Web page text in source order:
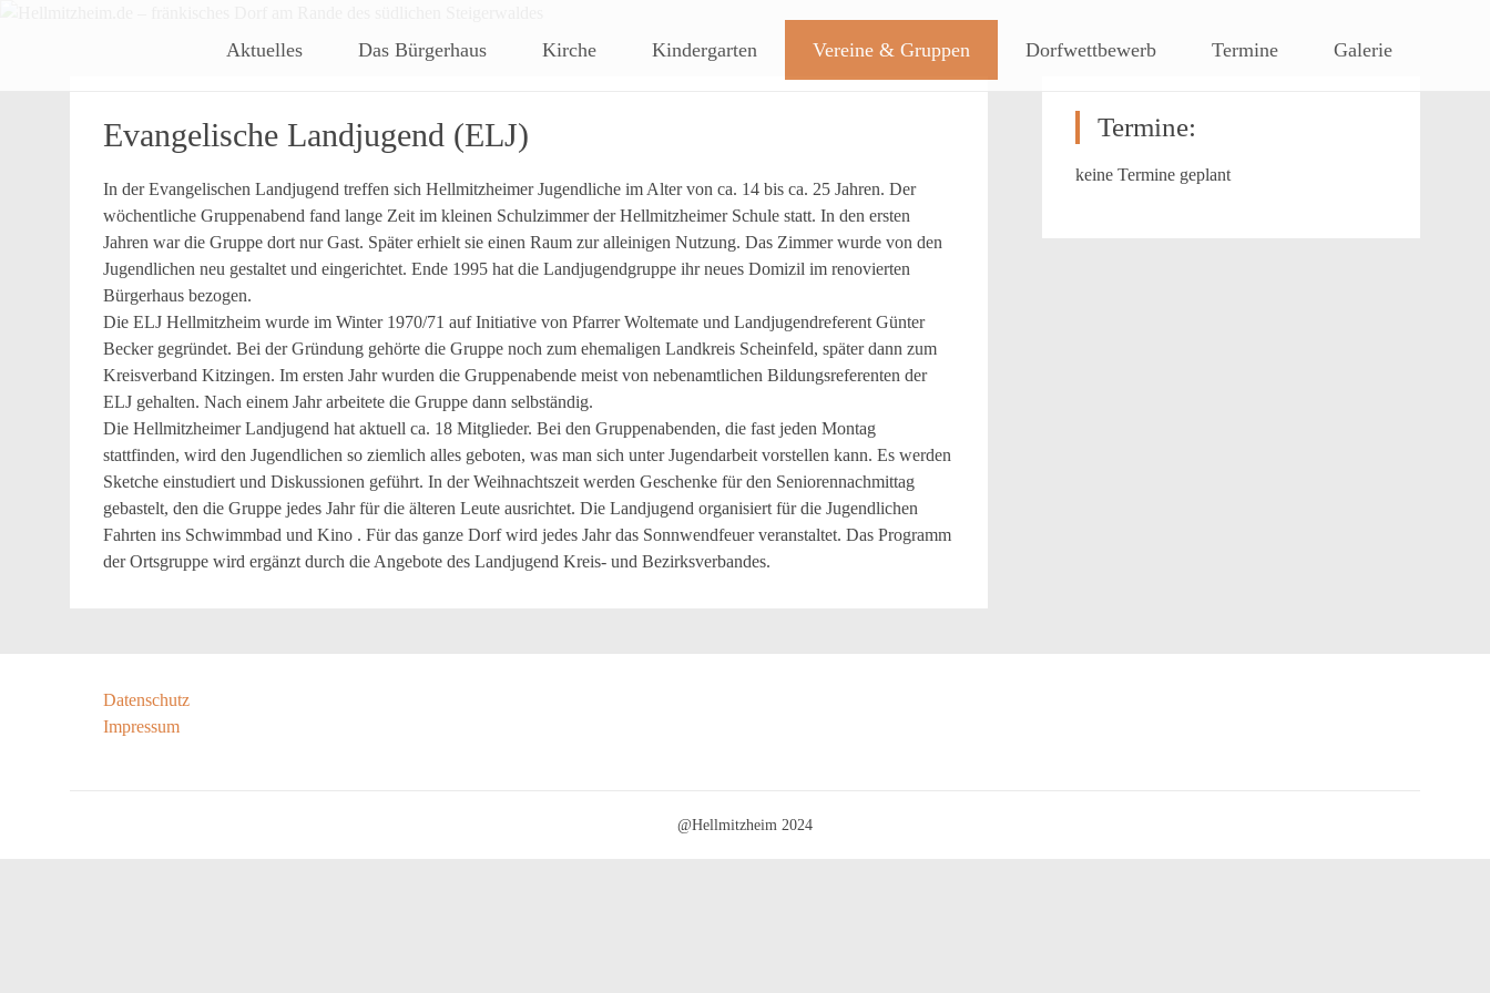
Hellmitzheim.de – fränkisches Dorf am Rande des südlichen Steigerwaldes
to
Aktuelles Das Bürgerhaus Kirche Kindergarten Vereine & Gruppen Dorfwettbewerb Termine Galerie
Evangelische Landjugend (ELJ)
In der Evangelischen Landjugend treffen sich Hellmitzheimer Jugendliche im Alter von ca. 14 bis ca. 25 Jahren. Der
wöchentliche Gruppenabend fand lange Zeit im kleinen Schulzimmer der Hellmitzheimer Schule statt. In den ersten
Jahren war die Gruppe dort nur Gast. Später erhielt sie einen Raum zur alleinigen Nutzung. Das Zimmer wurde von den
Jugendlichen neu gestaltet und eingerichtet. Ende 1995 hat die Landjugendgruppe ihr neues Domizil im renovierten
Bürgerhaus bezogen.
Die ELJ Hellmitzheim wurde im Winter 1970/71 auf Initiative von Pfarrer Woltemate und Landjugendreferent Günter
Becker gegründet. Bei der Gründung gehörte die Gruppe noch zum ehemaligen Landkreis Scheinfeld, später dann zum
Kreisverband Kitzingen. Im ersten Jahr wurden die Gruppenabende meist von nebenamtlichen Bildungsreferenten der
ELJ gehalten. Nach einem Jahr arbeitete die Gruppe dann selbständig.
Die Hellmitzheimer Landjugend hat aktuell ca. 18 Mitglieder. Bei den Gruppenabenden, die fast jeden Montag
stattfinden, wird den Jugendlichen so ziemlich alles geboten, was man sich unter Jugendarbeit vorstellen kann. Es werden
Sketche einstudiert und Diskussionen geführt. In der Weihnachtszeit werden Geschenke für den Seniorennachmittag
gebastelt, den die Gruppe jedes Jahr für die älteren Leute ausrichtet. Die Landjugend organisiert für die Jugendlichen
Fahrten ins Schwimmbad und Kino . Für das ganze Dorf wird jedes Jahr das Sonnwendfeuer veranstaltet. Das Programm
der Ortsgruppe wird ergänzt durch die Angebote des Landjugend Kreis- und Bezirksverbandes.
Termine:
keine Termine geplant
Datenschutz
Impressum
@Hellmitzheim 2024